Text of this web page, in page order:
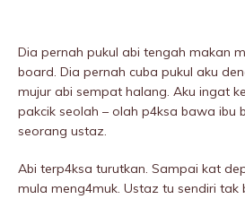
Dia pernah pukuI abi tengah makan
board. Dia pernah cuba pukuI aku
mujur abi sempat halang. Aku ingat
pakcik seolah – olah p4ksa bawa ibu
seorang ustaz.
Abi terp4ksa turutkan. Sampai kat
mula meng4muk. Ustaz tu sendiri tak